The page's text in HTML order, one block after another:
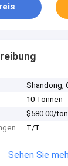
Shandong,
10 Tonnen
$580.00/
T/T
Sehen Sie